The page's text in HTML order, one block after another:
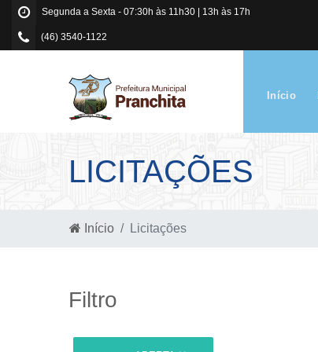
Segunda a Sexta - 07:30h às 11h30 | 13h às 17h
(46) 3540-1122
Início
LICITAÇÕES
Início Licitações
Filtro